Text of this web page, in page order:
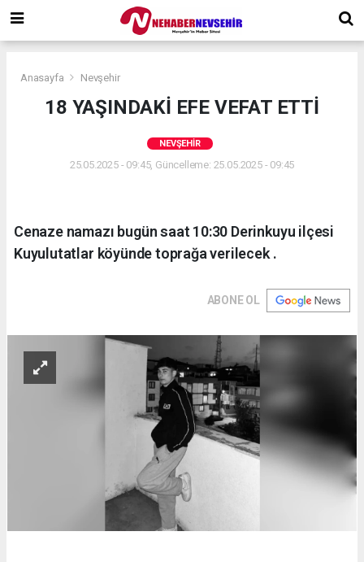
Anasayfa Nevşehir
18 YAŞINDAKİ EFE VEFAT ETTİ
NEVŞEHIR
25.05.2025 - 09:45, Güncelleme: 25.05.2025 - 09:45
Cenaze namazı bugün saat 10:30 Derinkuyu ilçesi
Kuyulutatlar köyünde toprağa verilecek .
ABONE OL